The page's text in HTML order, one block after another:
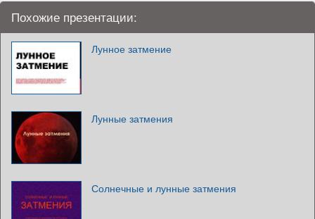
Похожие презентации:
Лунное затмение
Лунные затмения
Солнечные и лунные затмения